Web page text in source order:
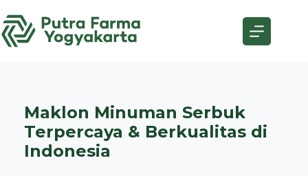
to
content
Maklon Minuman Serbuk
Terpercaya & Berkualitas di
Indonesia